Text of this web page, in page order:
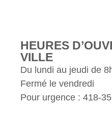
HEURES
VILLE
Du lundi au jeudi de
Fermé le vendredi
Pour urgence : 418-